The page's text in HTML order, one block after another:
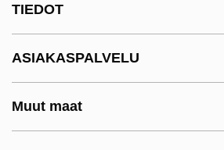
TIEDOT
ASIAKASPALVELU
Muut maat